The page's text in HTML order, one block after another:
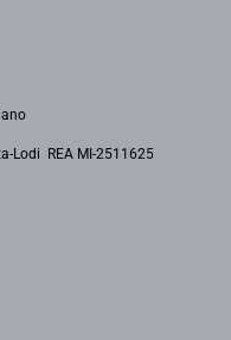
Lodi REA MI-2511625